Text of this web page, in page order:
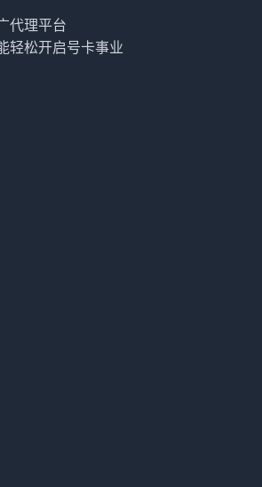
代理平台
轻松开启号卡事业